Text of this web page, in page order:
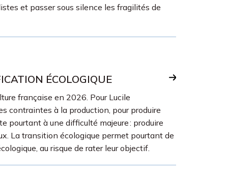
et passer sous silence les fragilités de
ÉCOLOGIQUE
française en 2026. Pour Lucile
contraintes à la production, pour produire
pourtant à une difficulté majeure : produire
La transition écologique permet pourtant de
au risque de rater leur objectif.